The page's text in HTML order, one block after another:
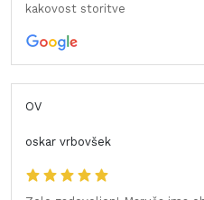
kakovost storitve
OV
oskar vrbovšek